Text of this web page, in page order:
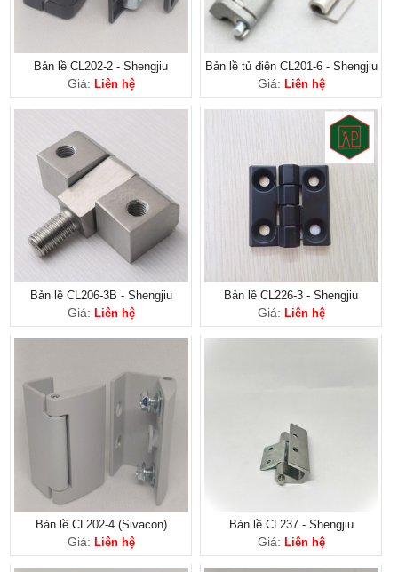
Bản lề CL202-2 - Shengjiu
Giá: Liên hệ
Bản lề tủ điện CL201-6 - Shengjiu
Giá: Liên hệ
Bản lề CL206-3B - Shengjiu
Giá: Liên hệ
Bản lề CL226-3 - Shengjiu
Giá: Liên hệ
Bản lề CL202-4 (Sivacon)
Giá: Liên hệ
Bản lề CL237 - Shengjiu
Giá: Liên hệ